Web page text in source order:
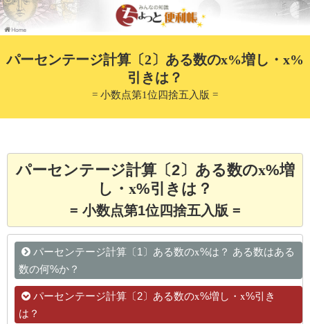
パーセンテージ計算〔2〕ある数のx%増し・x%
引きは？
= 小数点第1位四捨五入版 =
パーセンテージ計算〔2〕ある数のx%増
し・ x%引きは？
= 小数点第1位四捨五入版 =
パーセンテージ計算〔1〕ある数のx%は？ ある数はある
数の何%か？
パーセンテージ計算〔2〕ある数のx%増し・ x%引き
は？